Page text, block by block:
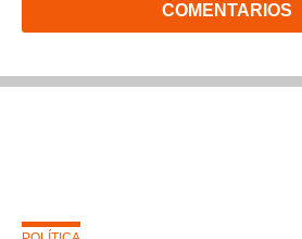
COMENTARIOS